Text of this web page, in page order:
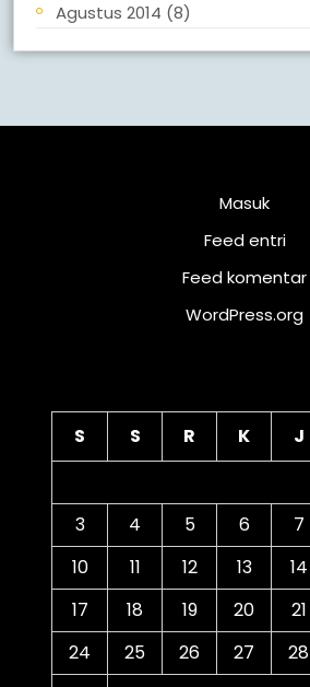
Agustus 2014 (8)
Masuk
Feed entri
Feed komentar
WordPress.org
S S R K J
3
4 5 6 7
10
11 12 13 14
17
18 19 20 21
24
25 26 27 28